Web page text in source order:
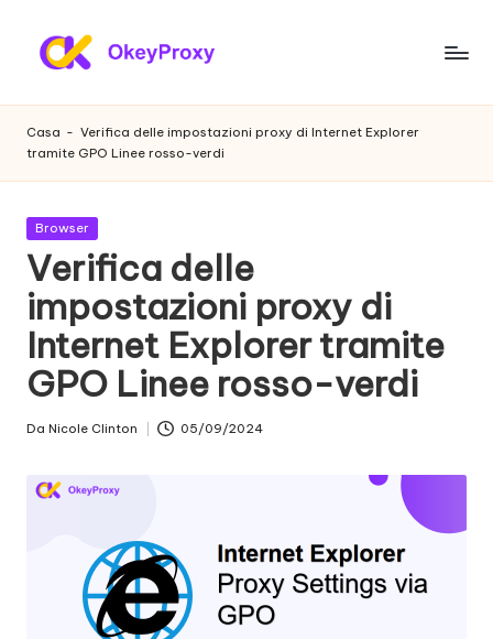
P
r
o
x
y
r
e
si
d
e
n
proxy
su
prove
gratuite
di
proxy
web,
tutorial
sulle
impostazioni
scraping
Casa - Verifica delle impostazioni proxy di Internet Explorer
tramite GPO Linee rosso-verdi
Pubblicato
Browser
Verifica delle
impostazioni proxy di
Internet Explorer tramite
GPO Linee rosso-verdi
Da Nicole Clinton 05/09/2024